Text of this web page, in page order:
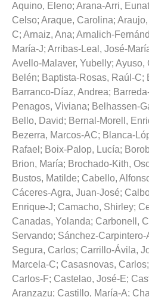
Aquino, Eleno; Arana-Arri,
Celso; Araque, Carolina;
C; Arnaiz, Ana; Arnalich-
María-J; Arribas-Leal, José-
Avello-Malaver, Yubelly; Ayuso,
Belén; Baptista-Rosas, Raúl-C;
Barranco-Díaz, Andrea;
Penagos, Viviana; Belhassen-
Bello, David; Bernal-Morell,
Bezerra, Marcos-AC; Blanca-
Rafael ; Boix-Palop, Lucía;
Brion, María; Brochado-Kith,
Bustos, Matilde; Cabello,
Cáceres-Agra, Juan-José;
Enrique-J; Camacho, Shirley;
Canadas, Yolanda; Carbonell,
Servando; Sánchez-Carpintero-
Segura, Carlos; Carrillo-Ávila,
Marcela-C; Casasnovas, Carlos;
Carlos-F; Castelao, José-E;
Aranzazu; Castillo, María-A;